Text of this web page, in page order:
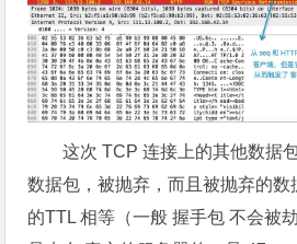
这次 TCP 连接上的其他数据
数据包，被抛弃，而且被抛弃的数
的TTL 相等（一般 握手包 不会被